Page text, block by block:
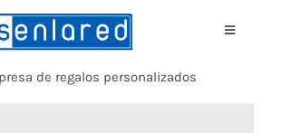
Toggle
de regalos personalizados